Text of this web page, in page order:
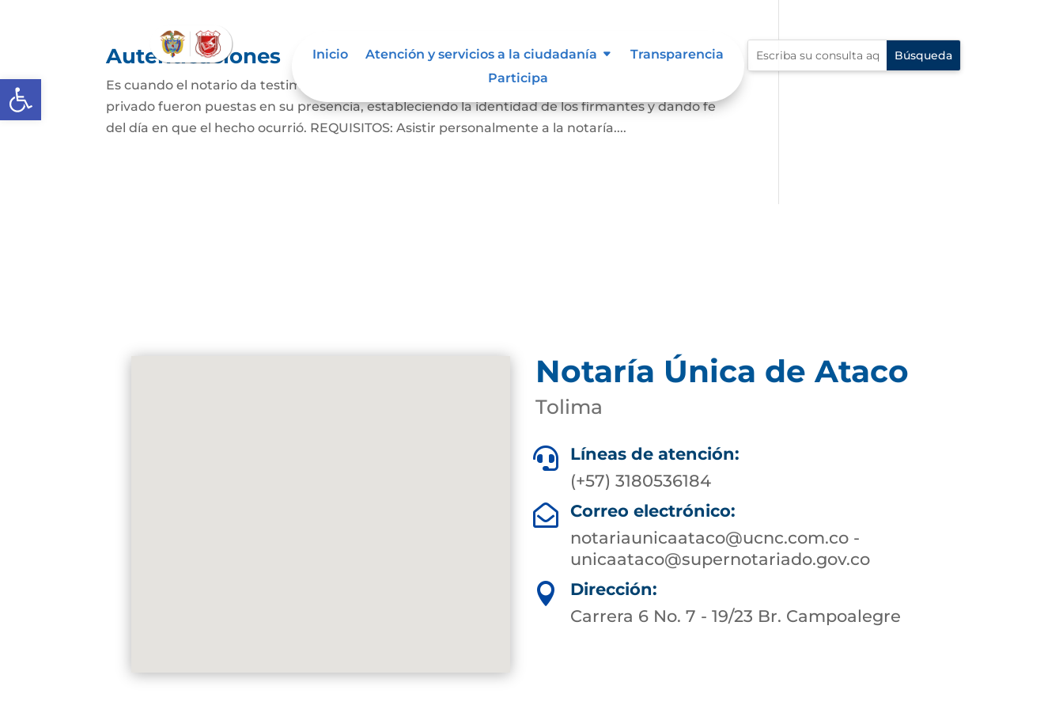
Abrir barra de herramientas
Inicio Atención y servicios a la ciudadanía
Transparencia
Participa
Autenticaciones
Es cuando el notario da testimonio escrito de que las firmas que aparecen en un documento
privado fueron puestas en su presencia, estableciendo la identidad de los firmantes y dando fe
del día en que el hecho ocurrió. REQUISITOS: Asistir personalmente a la notaría....
Notaría Única de Ataco
Tolima

Líneas de atención:
(+57) 3180536184

Correo electrónico:
notariaunicaataco@ucnc.com.co -
unicaataco@supernotariado.gov.co

Dirección:
Carrera 6 No. 7 - 19/23 Br. Campoalegre